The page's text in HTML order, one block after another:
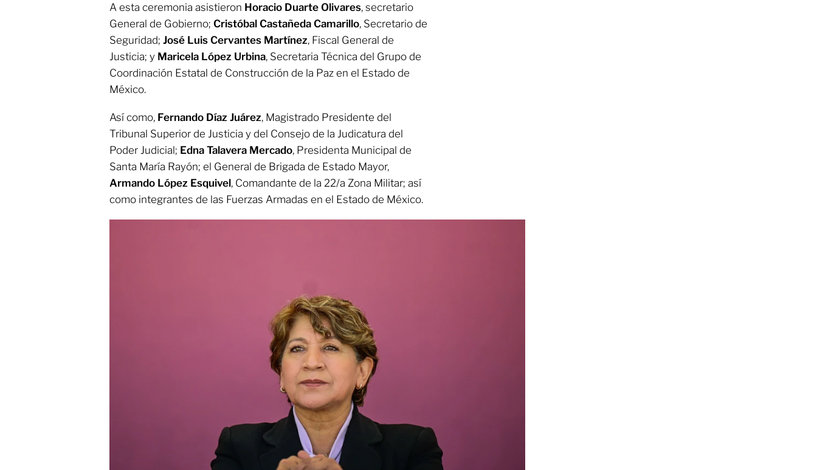
A esta ceremonia asistieron Horacio Duarte Olivares, secretario
General de Gobierno; Cristóbal Castañeda Camarillo, Secretario de
Seguridad; José Luis Cervantes Martínez, Fiscal General de
Justicia; y Maricela López Urbina, Secretaria Técnica del Grupo de
Coordinación Estatal de Construcción de la Paz en el Estado de
México.
Así como, Fernando Díaz Juárez, Magistrado Presidente del
Tribunal Superior de Justicia y del Consejo de la Judicatura del
Poder Judicial; Edna Talavera Mercado, Presidenta Municipal de
Santa María Rayón; el General de Brigada de Estado Mayor,
Armando López Esquivel, Comandante de la 22/a Zona Militar; así
como integrantes de las Fuerzas Armadas en el Estado de México.